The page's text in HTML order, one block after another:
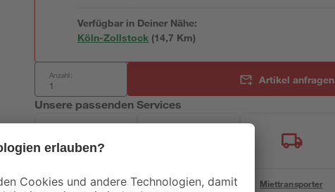
Verfügbar in Deiner Nähe:
Köln-Zollstock (14,7 Km)
Anzahl: Artikel anfragen
Unsere passenden Services
Handwerksservice Mietgeräteservice Miettransporter